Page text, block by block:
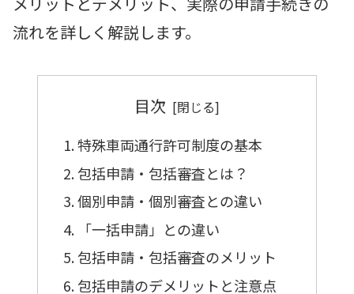
流れを詳しく解説します。
目次
特殊車両通行許可制度の基本
包括申請・包括審査とは？
個別申請・個別審査との違い
「一括申請」との違い
包括申請・包括審査のメリット
包括申請のデメリットと注意点